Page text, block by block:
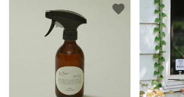
favorite